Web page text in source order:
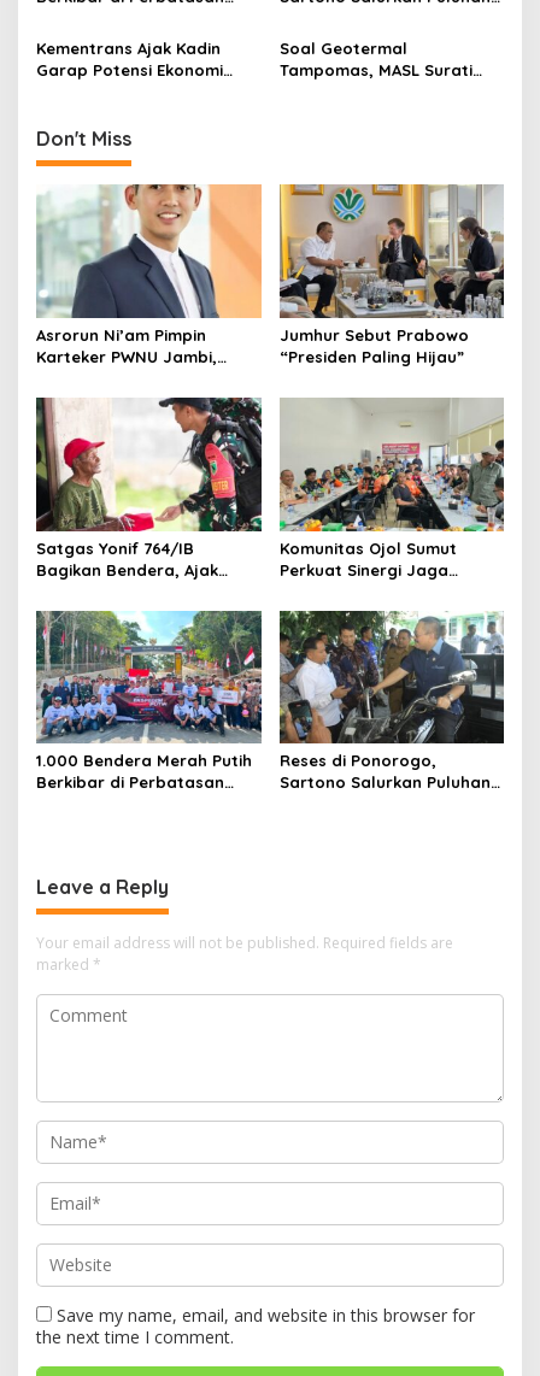
n
Kementrans Ajak Kadin
Garap Potensi Ekonomi
Soal Geotermal
Tampomas, MASL Surati
Don't Miss
Asrorun Ni’am Pimpin
Karteker PWNU Jambi,
Muda Visioner untuk Abad
Kedua NU
Jumhur Sebut Prabowo
“Presiden Paling Hijau”
Satgas Yonif 764/IB
Bagikan Bendera, Ajak
HUT RI
Komunitas Ojol Sumut
Perkuat Sinergi Jaga
1.000 Bendera Merah Putih
Berkibar di Perbatasan
Reses di Ponorogo,
Sartono Salurkan Puluhan
Leave a Reply
Your email address will not be published. Required fields are
marked *
Save my name, email, and website in this browser for
the next time I comment.